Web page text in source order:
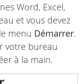
Word, Excel,
et vous devez
menu Démarrer.
votre bureau
à la main.